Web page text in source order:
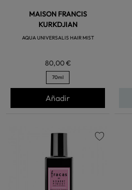
MAISON FRANCIS
KURKDJIAN
AQUA UNIVERSALIS HAIR MIST
80,00 €
70ml
Añadir